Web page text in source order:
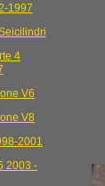
1997
4
V6
V8
2001
2003 -